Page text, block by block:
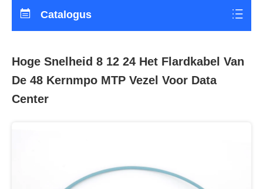
Catalogus
Hoge Snelheid 8 12 24 Het Flardkabel Van
De 48 Kernmpo MTP Vezel Voor Data
Center